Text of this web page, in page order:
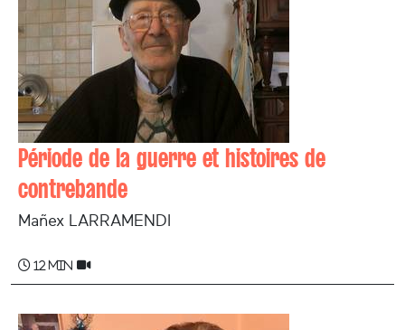
Période de la guerre et histoires de
contrebande
Mañex LARRAMENDI
12 min